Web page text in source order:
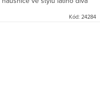
Kód: 24284